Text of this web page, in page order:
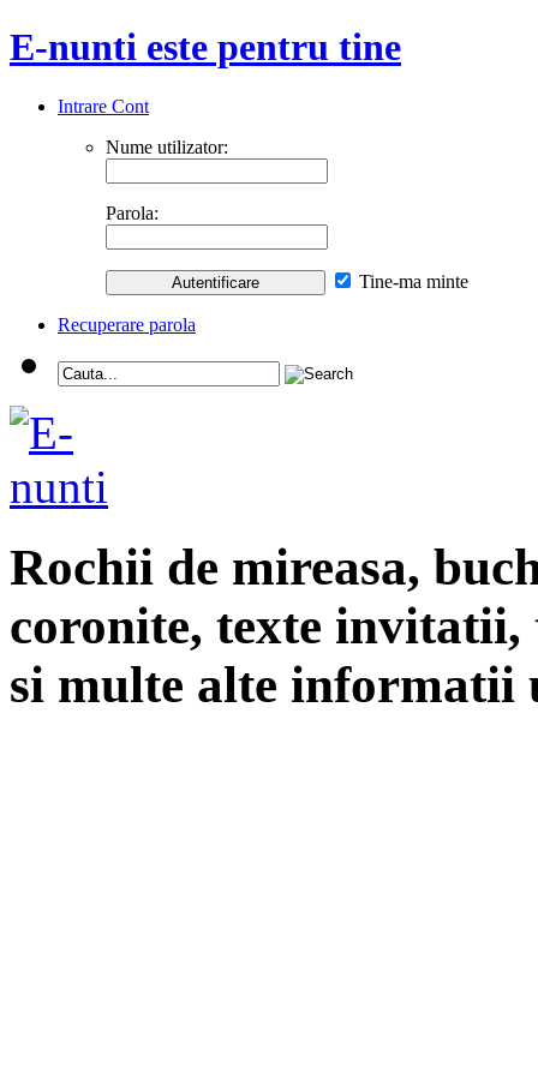
E-nunti este pentru tine
Intrare Cont
Nume utilizator:
Parola:
Tine-ma minte
Recuperare parola
Rochii de mireasa,
coronite, texte
si multe alte informatii